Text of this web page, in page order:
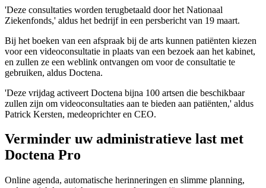
'Deze consultaties worden terugbetaald door het Nationaal
Ziekenfonds,' aldus het bedrijf in een persbericht van 19 maart.
Bij het boeken van een afspraak bij de arts kunnen patiënten kiezen
voor een videoconsultatie in plaats van een bezoek aan het kabinet,
en zullen ze een weblink ontvangen om voor de consultatie te
gebruiken, aldus Doctena.
'Deze vrijdag activeert Doctena bijna 100 artsen die beschikbaar
zullen zijn om videoconsultaties aan te bieden aan patiënten,' aldus
Patrick Kersten, medeoprichter en CEO.
Verminder uw administratieve last met
Doctena Pro
Online agenda, automatische herinneringen en slimme planning,